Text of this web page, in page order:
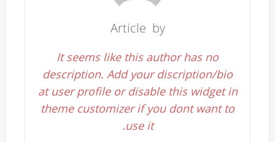
Article by
It seems like this author has no
description. Add your discription/bio
at user profile or disable this widget in
theme customizer if you dont want to
use it.